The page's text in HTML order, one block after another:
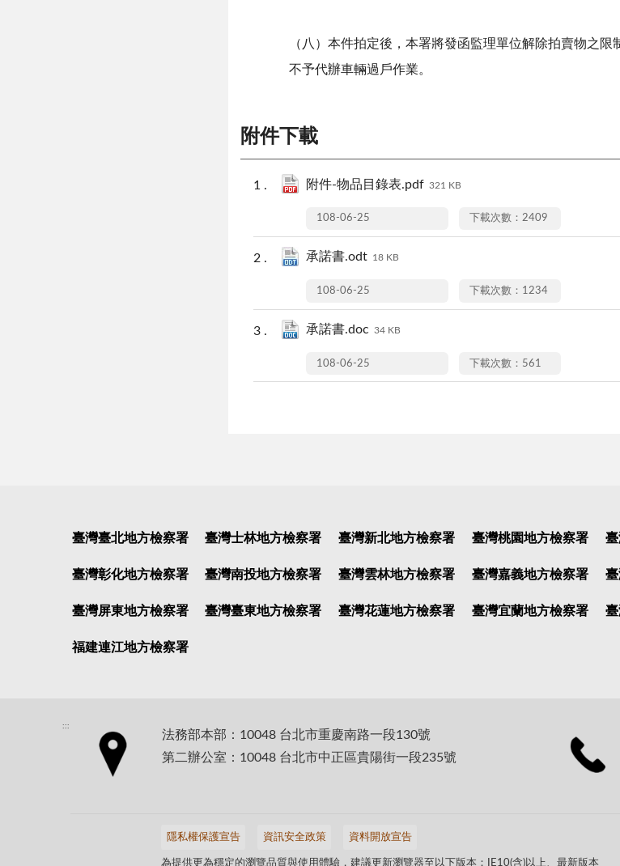
（八）本件拍定後，本署將發函監理單位解除拍賣物之
不予代辦車輛過戶作業。
附件下載
附件-物品目錄表.pdf 321 KB
108-06-25 下載次數：2409
承諾書.odt 18 KB
108-06-25 下載次數：1234
承諾書.doc 34 KB
108-06-25 下載次數：561
臺灣臺北地方檢察署 臺灣士林地方檢察署 臺灣新北地方檢察署 臺灣桃園地方檢察署
臺灣彰化地方檢察署 臺灣南投地方檢察署 臺灣雲林地方檢察署 臺灣嘉義地方檢察署
臺灣屏東地方檢察署 臺灣臺東地方檢察署 臺灣花蓮地方檢察署 臺灣宜蘭地方檢察署
福建連江地方檢察署
:::
法務部本部：10048 台北市重慶南路一段130號
第二辦公室：10048 台北市中正區貴陽街一段235號
隱私權保護宣告 資訊安全政策 資料開放宣告
為提供更為穩定的瀏覽品質與使用體驗，建議更新瀏覽器至以下版本：IE10(含)以上、最新版本